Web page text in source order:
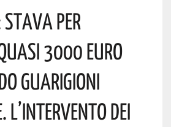
Per
3000 Euro
Guarigioni
L’intervento Dei